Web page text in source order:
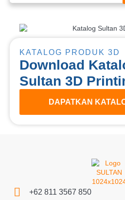
KATALOG PRODUK 3D
Download
Sultan 3D
DAPATKAN
+62 811 3567 850